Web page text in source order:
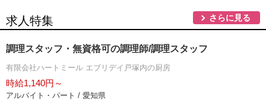
求人特集 さらに見る
調理スタッフ・無資格可の調理師/調理スタッフ
有限会社ハートミール エブリデイ戸塚内の厨房
時給1,140円～
アルバイト・パート / 愛知県